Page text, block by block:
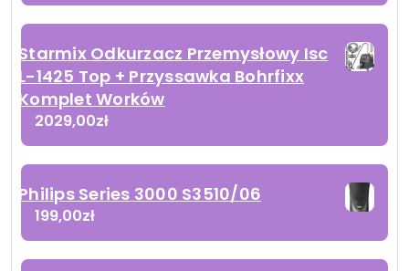
Starmix Odkurzacz Przemysłowy Isc
L-1425 Top + Przyssawka Bohrfixx
Komplet Worków
2029,00zł
Philips Series 3000 S3510/06
199,00zł